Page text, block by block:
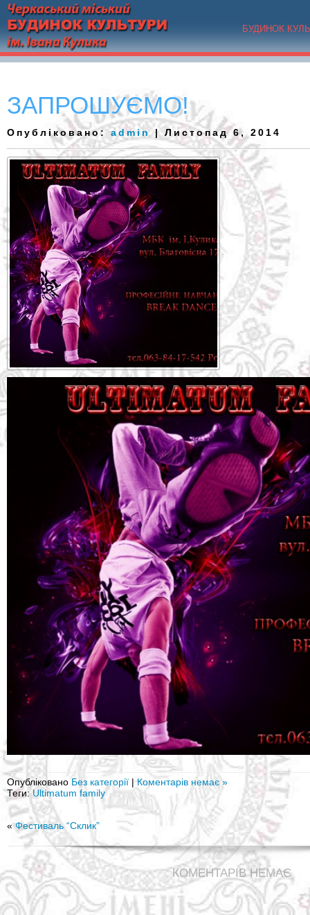
БУДИНОК
ЗАПРОШУЄМО!
Опубліковано:admin| Листопад 6, 2014
Опубліковано Без категорії |Коментарів немає »
Теги: Ultimatum family
«Фестиваль “Склик”
КОМЕНТАРІВ НЕМАЄ